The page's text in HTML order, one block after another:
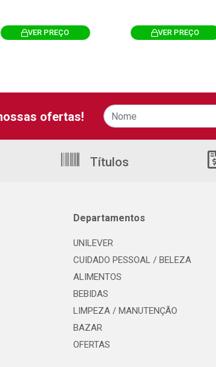
VER PREÇO VER PREÇO
ofertas!
Títulos
Departamentos
UNILEVER
CUIDADO PESSOAL / BELEZA
ALIMENTOS
BEBIDAS
LIMPEZA / MANUTENÇÃO
BAZAR
OFERTAS